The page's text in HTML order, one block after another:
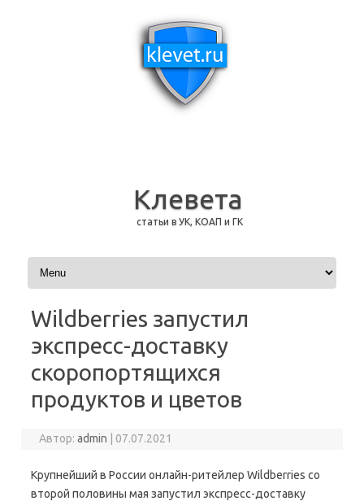
Клевета
статьи в УК, КОАП и ГК
Перейти к содержимому
Wildberries запустил
экспресс-доставку
скоропортящихся
продуктов и цветов
Автор:admin 07.07.2021
Крупнейший в России онлайн-ритейлер Wildberries со
второй половины мая запустил экспресс-доставку